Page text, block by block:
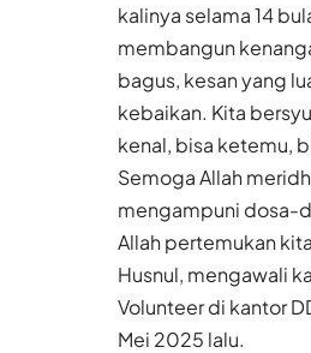
kalinya selama 14
membangun
bagus, kesan yang
kebaikan. Kita
kenal, bisa ketemu,
Semoga Allah
mengampuni dosa-
Allah pertemukan
Husnul, mengawali
Volunteer di kantor
Mei 2025 lalu.